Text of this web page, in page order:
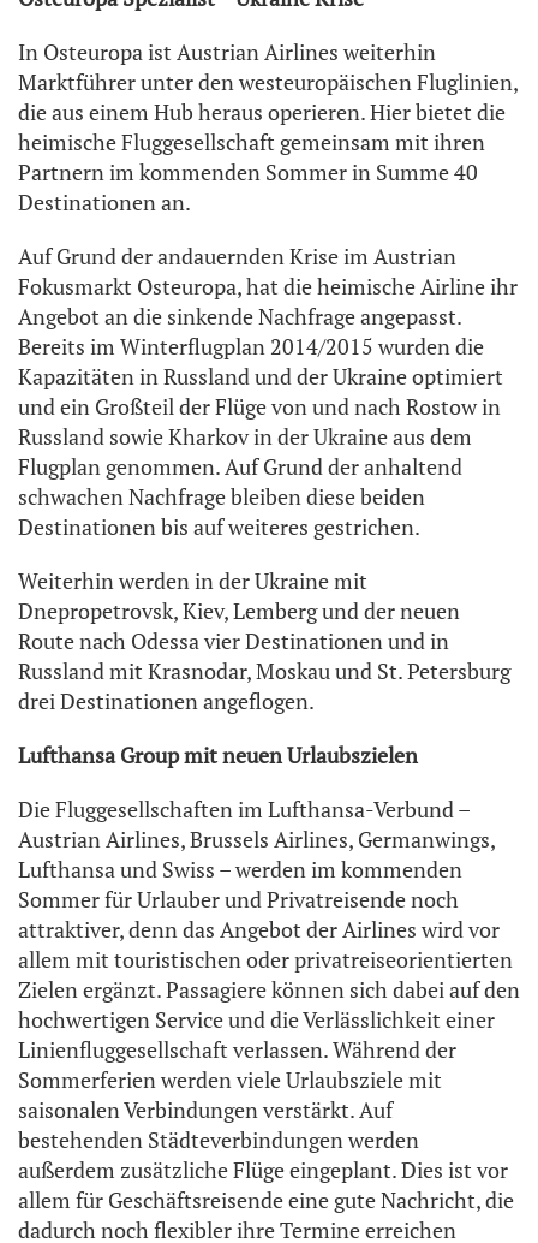
In Osteuropa ist Austrian Airlines weiterhin
Marktführer unter den westeuropäischen Fluglinien,
die aus einem Hub heraus operieren. Hier bietet die
heimische Fluggesellschaft gemeinsam mit ihren
Partnern im kommenden Sommer in Summe 40
Destinationen an.
Auf Grund der andauernden Krise im Austrian
Fokusmarkt Osteuropa, hat die heimische Airline ihr
Angebot an die sinkende Nachfrage angepasst.
Bereits im Winterflugplan 2014/2015 wurden die
Kapazitäten in Russland und der Ukraine optimiert
und ein Großteil der Flüge von und nach Rostow in
Russland sowie Kharkov in der Ukraine aus dem
Flugplan genommen. Auf Grund der anhaltend
schwachen Nachfrage bleiben diese beiden
Destinationen bis auf weiteres gestrichen.
Weiterhin werden in der Ukraine mit
Dnepropetrovsk, Kiev, Lemberg und der neuen
Route nach Odessa vier Destinationen und in
Russland mit Krasnodar, Moskau und St. Petersburg
drei Destinationen angeflogen.
Lufthansa Group mit neuen Urlaubszielen
Die Fluggesellschaften im Lufthansa-Verbund –
Austrian Airlines, Brussels Airlines, Germanwings,
Lufthansa und Swiss – werden im kommenden
Sommer für Urlauber und Privatreisende noch
attraktiver, denn das Angebot der Airlines wird vor
allem mit touristischen oder privatreiseorientierten
Zielen ergänzt. Passagiere können sich dabei auf den
hochwertigen Service und die Verlässlichkeit einer
Linienfluggesellschaft verlassen. Während der
Sommerferien werden viele Urlaubsziele mit
saisonalen Verbindungen verstärkt. Auf
bestehenden Städteverbindungen werden
außerdem zusätzliche Flüge eingeplant. Dies ist vor
allem für Geschäftsreisende eine gute Nachricht, die
dadurch noch flexibler ihre Termine erreichen